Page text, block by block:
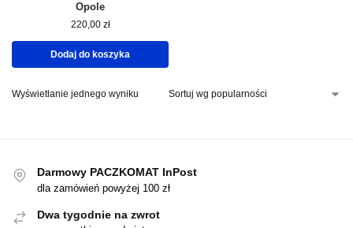
Opole
220,00 zł
Dodaj do koszyka
Wyświetlanie jednego wyniku
Darmowy PACZKOMAT InPost
dla zamówień powyżej 100 zł
Dwa tygodnie na zwrot